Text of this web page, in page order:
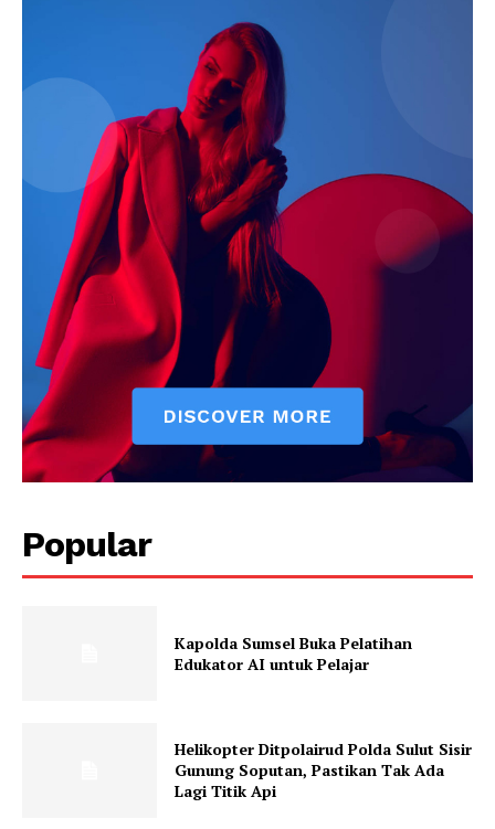
Popular
Kapolda Sumsel Buka Pelatihan
Edukator AI untuk Pelajar
Helikopter Ditpolairud Polda Sulut Sisir
Gunung Soputan, Pastikan Tak Ada
Lagi Titik Api